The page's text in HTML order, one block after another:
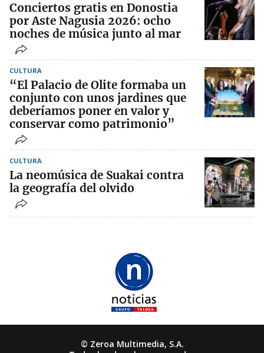
Conciertos gratis en Donostia
por Aste Nagusia 2026: ocho
noches de música junto al mar
CULTURA
“El Palacio de Olite formaba un
conjunto con unos jardines que
deberíamos poner en valor y
conservar como patrimonio”
CULTURA
La neomúsica de Suakai contra
la geografía del olvido
© Zeroa Multimedia, S.A.